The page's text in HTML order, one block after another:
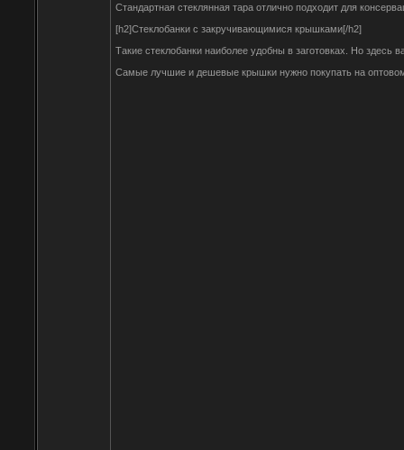
Стандартная стеклянная тара отлично подходит для
[h2]Стеклобанки с закручивающимися крышками[/h2]
Такие стеклобанки наиболее удобны в заготовках. Но
Самые лучшие и дешевые крышки нужно покупать на